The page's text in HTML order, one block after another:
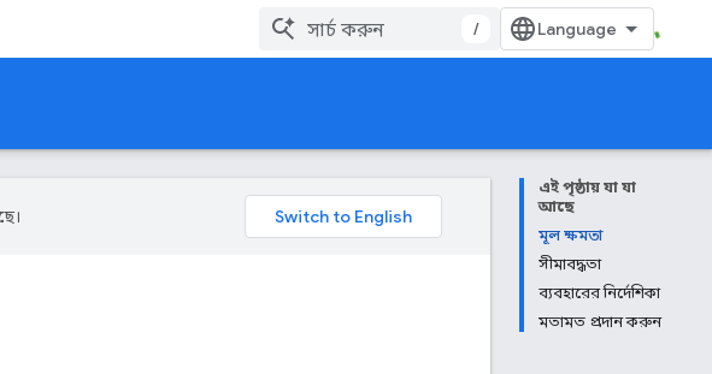
/
এই পৃষ্ঠায় যা যা
আছে
মূল ক্ষমতা
সীমাবদ্ধতা
ব্যবহারের নির্দেশিকা
মতামত প্রদান করুন